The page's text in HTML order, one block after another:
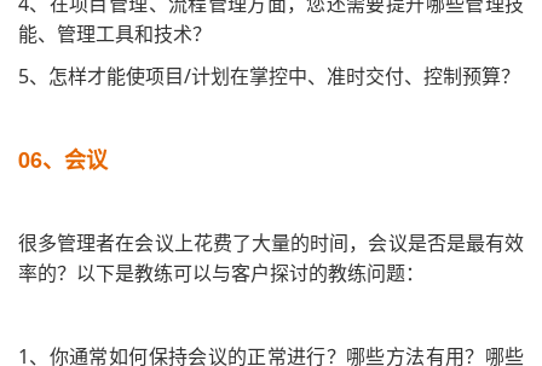
能、管理工具和技术？
5、怎样才能使项目/计划在掌控中、准时交付、控制预算？
06、 会议
很多管理者在会议上花费了大量的时间，会议是否是最有效
率的？以下是教练可以与客户探讨的教练问题：
1、你通常如何保持会议的正常进行？哪些方法有用？哪些